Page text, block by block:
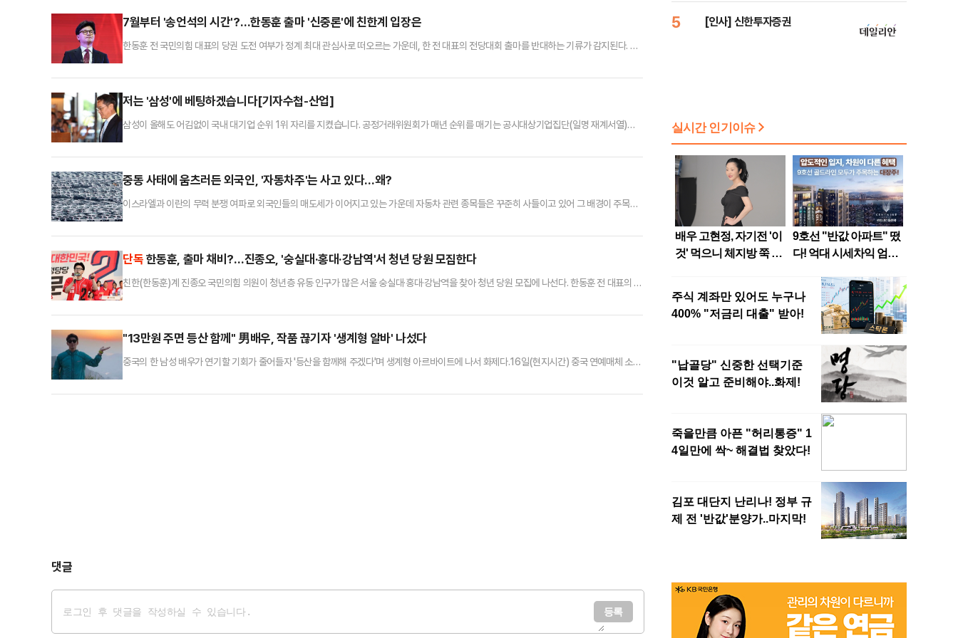
7월부터 '송언석의 시간'?…한동훈 출마 '신중론'에 친한계 입장은
한동훈 전 국민의힘 대표의 당권 도전 여부가 정계 최대 관심사로 떠오르는 가운데, 한 전 대표의 전당대회 출마를 반대하는 기류가 감지된다. 내
윤계(친윤석열계)와의 합을 맞추기 어렵다는 지적이다. 다만 친한계(친한동훈) 일각에선 현재 상황을 '일장일단'(一長一短·장점이 있으면 단점
저는 '삼성'에 베팅하겠습니다[기자수첩-산업]
삼성이 올해도 어김없이 국내 대기업 순위 1위 자리를 지켰습니다. 공정거래위원회가 매년 순위를 매기는 공시대상기업집단(일명 재계서열)에
실제로 삼성전자는 33년간 유지해 온 D램 점유율 1위 자리를 올해 1분기 SK하이닉스에 내줬습니다. 고대역폭메모리(HBM)를 중심으로 시장
중동 사태에 움츠러든 외국인, '자동차주'는 사고 있다…왜?
이스라엘과 이란의 무력 분쟁 여파로 외국인들의 매도세가 이어지고 있는 가운데 자동차 관련 종목들은 꾸준히 사들이고 있어 그 배경이 주목된
거래소에 따르면, 외국인 투자자는 중동 사태가 불거진 지난 13일부터 이날까지 2071억원 매도 우위를 보였다. 다만 같은 기간 현대모비스 주식
단독한동훈, 출마 채비?…진종오, '숭실대·홍대·강남역'서 청년 당원 모집한다
친한(한동훈)계 진종오 국민의힘 의원이 청년층 유동 인구가 많은 서울 숭실대·홍대·강남역을 찾아 청년 당원 모집에 나선다. 한동훈 전 대표의 당
24일 홍대, 28일 강남역에서 당원 가입 독려 행사를 연다. 한동훈 전 대표의 참석 여부는 아직 결정되지 않았다.표면상으로는 청년층 기반 확대
"13만원 주면 등산 함께" 男배우, 작품 끊기자 '생계형 알바' 나섰다
중국의 한 남성 배우가 연기할 기회가 줄어들자 '등산을 함께해 주겠다'며 생계형 아르바이트에 나서 화제다.16일(현지시간) 중국 연예매체 소후
이 나타나면 낮 시간에는 699위안(한화 약 13만원), 밤 시간에는 799위안(약 15만원)을 받고 동반 산행을 하는 것으로 전해졌다.그는 등산 중
댓글
5 [인사] 신한투자증권